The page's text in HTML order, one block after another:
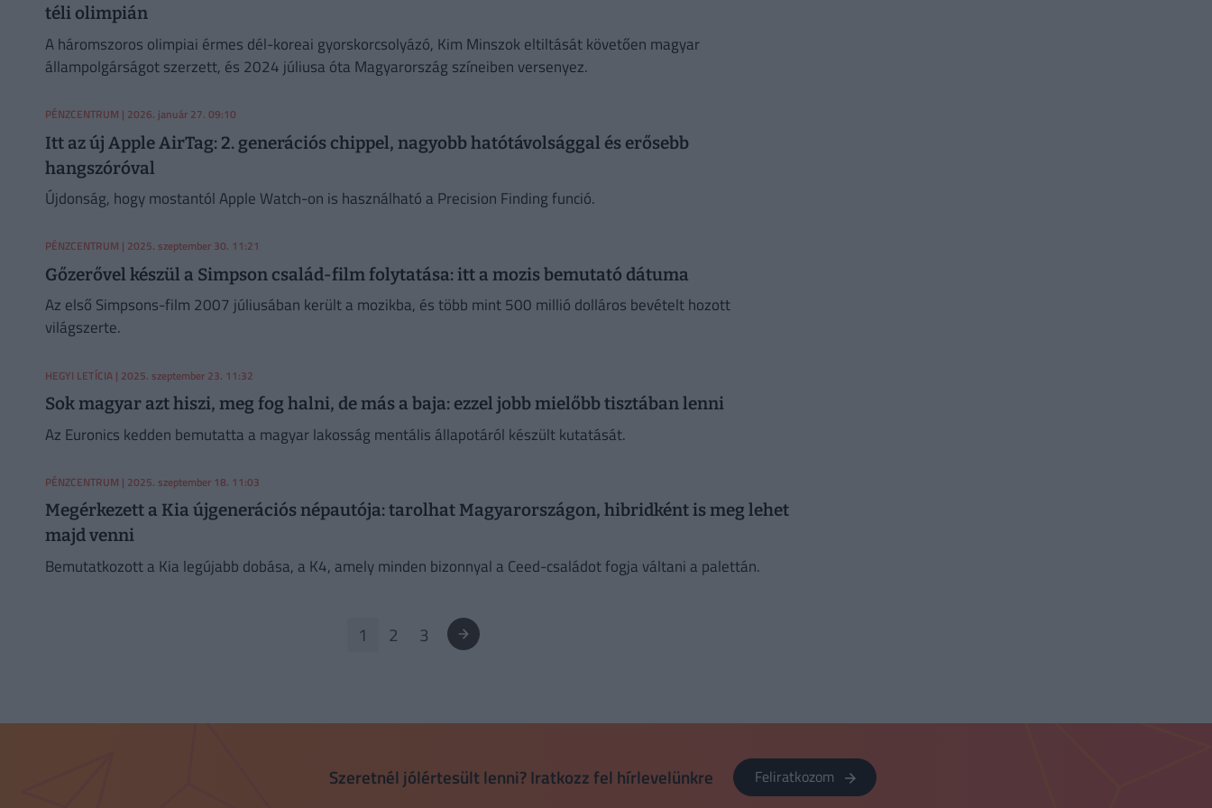
téli olimpián
A háromszoros olimpiai érmes dél-koreai gyorskorcsolyázó, Kim Minszok eltiltását követően magyar
állampolgárságot szerzett, és 2024 júliusa óta Magyarország színeiben versenyez.
PÉNZCENTRUM | 2026. január 27. 09:10
Itt az új Apple AirTag: 2. generációs chippel, nagyobb hatótávolsággal és erősebb
hangszóróval
Újdonság, hogy mostantól Apple Watch-on is használható a Precision Finding funció.
PÉNZCENTRUM | 2025. szeptember 30. 11:21
Gőzerővel készül a Simpson család-film folytatása: itt a mozis bemutató dátuma
Az első Simpsons-film 2007 júliusában került a mozikba, és több mint 500 millió dolláros bevételt hozott
világszerte.
HEGYI LETÍCIA | 2025. szeptember 23. 11:32
Sok magyar azt hiszi, meg fog halni, de más a baja: ezzel jobb mielőbb tisztában lenni
Az Euronics kedden bemutatta a magyar lakosság mentális állapotáról készült kutatását.
PÉNZCENTRUM | 2025. szeptember 18. 11:03
Megérkezett a Kia újgenerációs népautója: tarolhat Magyarországon, hibridként is meg lehet
majd venni
Bemutatkozott a Kia legújabb dobása, a K4, amely minden bizonnyal a Ceed-családot fogja váltani a palettán.
1 2 3
Szeretnél jólértesült lenni? Iratkozz fel hírlevelünkre Feliratkozom